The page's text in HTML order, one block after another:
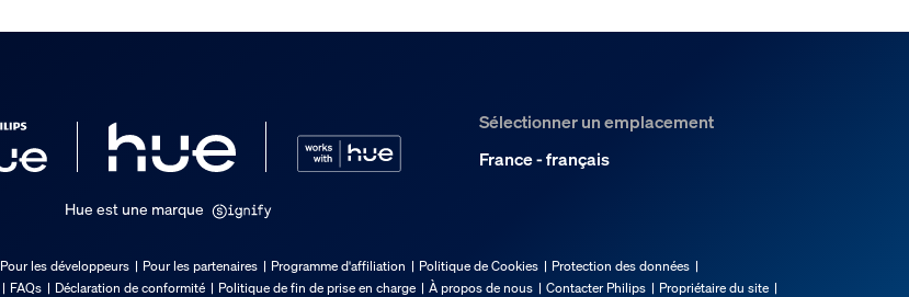
Sélectionner un emplacement
France - français
Hue est une marque
Pour les développeurs Pour les partenaires Programme d'affiliation Politique de Cookies
Protection des données
FAQs Déclaration de conformité Politique de fin de prise en charge À propos de nous Contacter Philips Propriétaire du site